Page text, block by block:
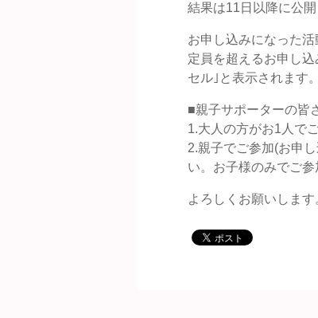
結果は11日以降に公開
お申し込みになった活
定員を超えるお申し
セル｣と表示されます。
■親子サポーターの皆
1.大人の方がお1人で
2.親子でご参加(お申
い。お子様のみでご参
よろしくお願いします